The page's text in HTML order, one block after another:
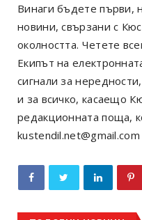
Винаги бъдете първи,
новини, свързани с
околността. Четете
Екипът на
сигнали за
и за всичко, касаещо
редакционната поща,
kustendil.net@gmail.com